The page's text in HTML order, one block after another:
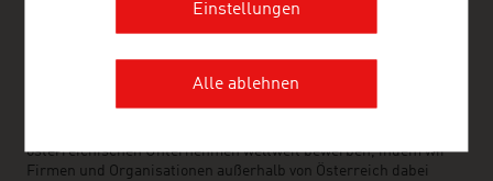
reichen von der Kontaktherstellung zu österreichischen
Unternehmen auf der Suche nach Importeuren, Distributoren
ADVANTAGE AUSTRIA generiert internationale
österreichischen Unternehmen weltweit bewerben, indem wir
Firmen und Organisationen außerhalb von Österreich dabei
Einstellungen
Alle ablehnen